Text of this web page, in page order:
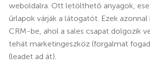
weboldalra. Ott letölthető anyagok,
űrlapok várják a látogatót. Ezek
CRM-be, ahol a sales csapat dolgozik
tehát marketingeszköz (forgalmat
(leadet ad át).